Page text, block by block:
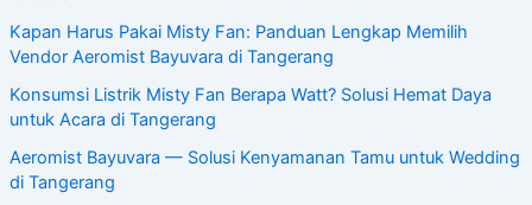
Kapan Harus Pakai Misty Fan: Panduan Lengkap Memilih
Vendor Aeromist Bayuvara di Tangerang
Konsumsi Listrik Misty Fan Berapa Watt? Solusi Hemat Daya
untuk Acara di Tangerang
Aeromist Bayuvara — Solusi Kenyamanan Tamu untuk Wedding
di Tangerang